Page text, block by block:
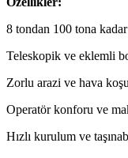
8 tondan 100 tona
Teleskopik ve eklemli
Zorlu arazi ve hava
Operatör konforu ve
Hızlı kurulum ve